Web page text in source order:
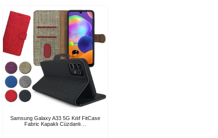
Samsung Galaxy A33 5G Kılıf FitCase
Fabric Kapaklı Cüzdanlı…